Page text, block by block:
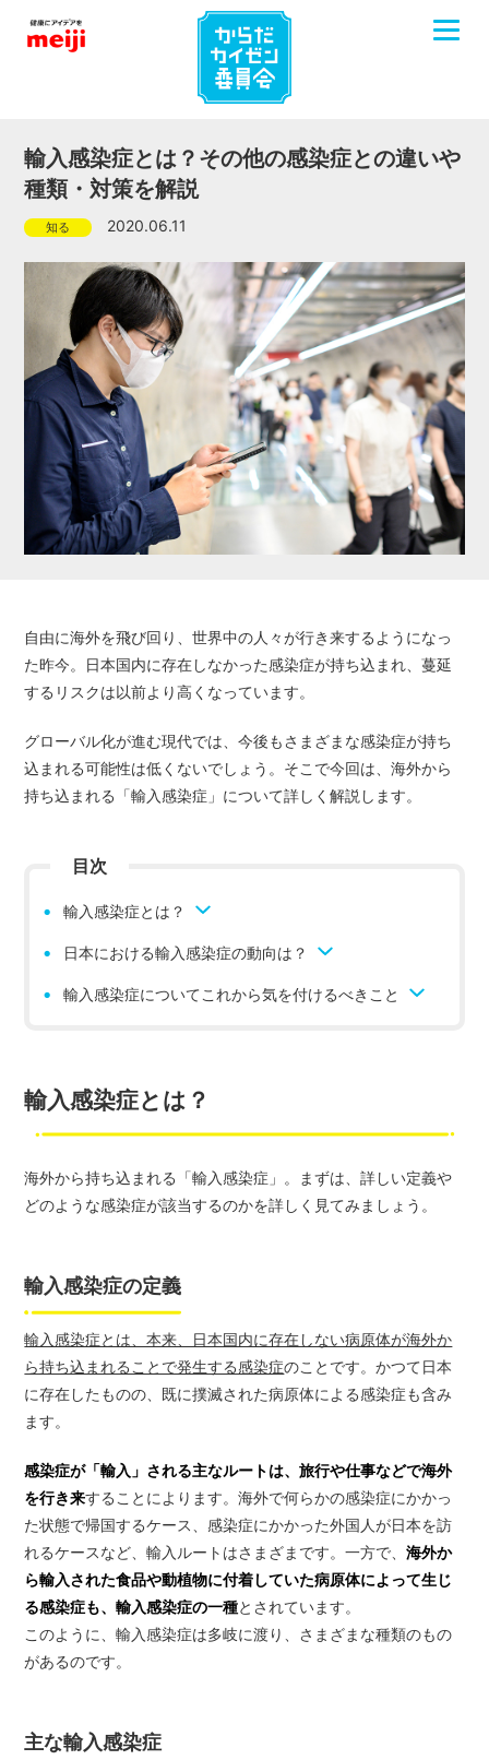
toggle
輸入感染症とは？その他の感染症との違いや
種類・対策を解説
知る 2020.06.11
自由に海外を飛び回り、世界中の人々が行き来するようになっ
た昨今。日本国内に存在しなかった感染症が持ち込まれ、蔓延
するリスクは以前より高くなっています。
グローバル化が進む現代では、今後もさまざまな感染症が持ち
込まれる可能性は低くないでしょう。そこで今回は、海外から
持ち込まれる「輸入感染症」について詳しく解説します。
目次
輸入感染症とは？
日本における輸入感染症の動向は？
輸入感染症についてこれから気を付けるべきこと
輸入感染症とは？
海外から持ち込まれる「輸入感染症」。まずは、詳しい定義や
どのような感染症が該当するのかを詳しく見てみましょう。
輸入感染症の定義
輸入感染症とは、本来、日本国内に存在しない病原体が海外か
ら持ち込まれることで発生する感染症のことです。かつて日本
に存在したものの、既に撲滅された病原体による感染症も含み
ます。
感染症が「輸入」される主なルートは、旅行や仕事などで海外
を行き来することによります。海外で何らかの感染症にかかっ
た状態で帰国するケース、感染症にかかった外国人が日本を訪
れるケースなど、輸入ルートはさまざまです。一方で、海外か
ら輸入された食品や動植物に付着していた病原体によって生じ
る感染症も、輸入感染症の一種とされています。
このように、輸入感染症は多岐に渡り、さまざまな種類のもの
があるのです。
主な輸入感染症